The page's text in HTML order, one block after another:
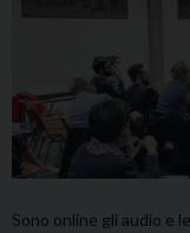
Sono online gli audio e